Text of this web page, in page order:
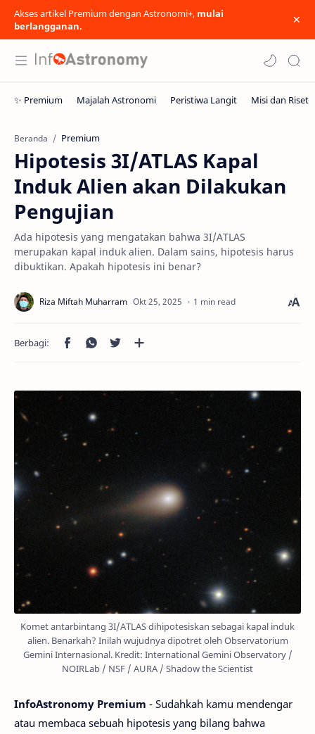
Akses artikel Premium dengan Astronomi+, mulai
berlangganan.
Beranda Premium
Hipotesis 3I/ATLAS Kapal
Induk Alien akan Dilakukan
Pengujian
Ada hipotesis yang mengatakan bahwa 3I/ATLAS
merupakan kapal induk alien. Dalam sains, hipotesis harus
dibuktikan. Apakah hipotesis ini benar?
1 min read
Komet antarbintang 3I/ATLAS dihipotesiskan sebagai kapal induk
alien. Benarkah? Inilah wujudnya dipotret oleh Observatorium
Gemini Internasional. Kredit: International Gemini Observatory /
NOIRLab / NSF / AURA / Shadow the Scientist
InfoAstronomy Premium - Sudahkah kamu mendengar
atau membaca sebuah hipotesis yang bilang bahwa